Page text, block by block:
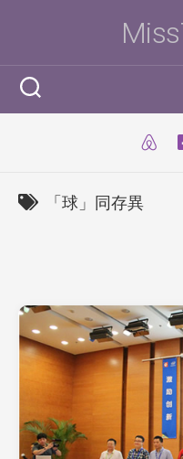
I.T. Team
學生得獎作品
環保黏土膠
國際科學與工程大獎賽
全國青少年科技創新大賽
SBA
IT比賽&活動
練習時間表
注意事項
我的獎項
我的文章
「球」同存異